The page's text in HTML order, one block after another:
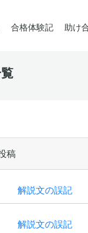
合格体験記 助け
稿
解説文の誤記
解説文の誤記